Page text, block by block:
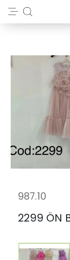
987.10
2299 ÖN